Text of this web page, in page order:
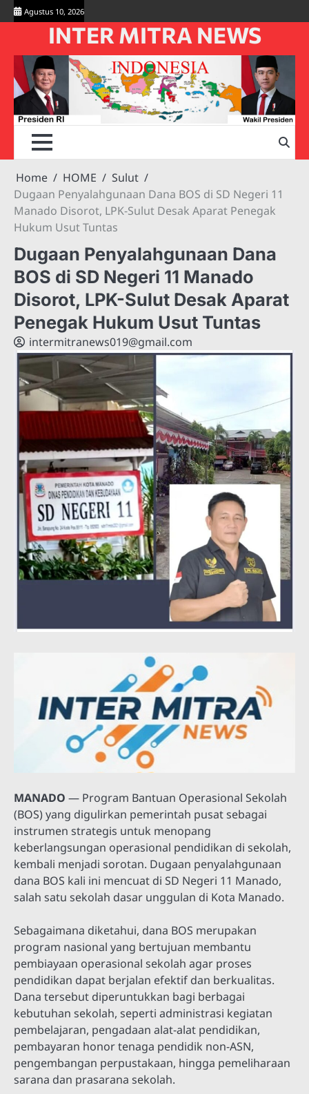
Skip
to
Agustus 10, 2026
INTER MITRA NEWS
Home HOME
Sulut
Dugaan Penyalahgunaan Dana BOS di SD Negeri 11
Manado Disorot, LPK-Sulut Desak Aparat Penegak
Hukum Usut Tuntas
Dugaan Penyalahgunaan Dana
BOS di SD Negeri 11 Manado
Disorot, LPK-Sulut Desak Aparat
Penegak Hukum Usut Tuntas
intermitranews019@gmail.com
MANADO — Program Bantuan Operasional Sekolah
(BOS) yang digulirkan pemerintah pusat sebagai
instrumen strategis untuk menopang
keberlangsungan operasional pendidikan di sekolah,
kembali menjadi sorotan. Dugaan penyalahgunaan
dana BOS kali ini mencuat di SD Negeri 11 Manado,
salah satu sekolah dasar unggulan di Kota Manado.
Sebagaimana diketahui, dana BOS merupakan
program nasional yang bertujuan membantu
pembiayaan operasional sekolah agar proses
pendidikan dapat berjalan efektif dan berkualitas.
Dana tersebut diperuntukkan bagi berbagai
kebutuhan sekolah, seperti administrasi kegiatan
pembelajaran, pengadaan alat-alat pendidikan,
pembayaran honor tenaga pendidik non-ASN,
pengembangan perpustakaan, hingga pemeliharaan
sarana dan prasarana sekolah.